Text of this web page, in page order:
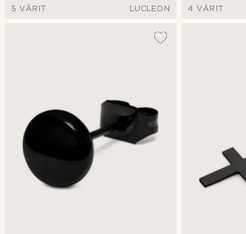
5 VÄRIT LUCLEON 4 VÄRIT